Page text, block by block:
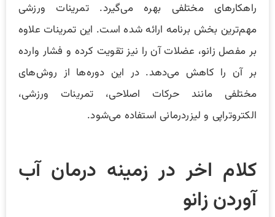
راهکارهای مختلفی بهره می‌گیرد. تمرینات ورزشی
مهم‌ترین بخش برنامه ارائه شده است. این تمرینات علاوه
بر مفصل زانو، عضلات آن را نیز تقویت کرده و فشار وارده
بر آن را کاهش می‌دهد. در این دوره‌ها از روش‌های
مختلفی مانند حرکات اصلاحی، تمرینات ورزشی،
الکتروتراپی و لیزردرمانی استفاده می‌شود.
کلام اخر در زمینه درمان آب
آوردن زانو